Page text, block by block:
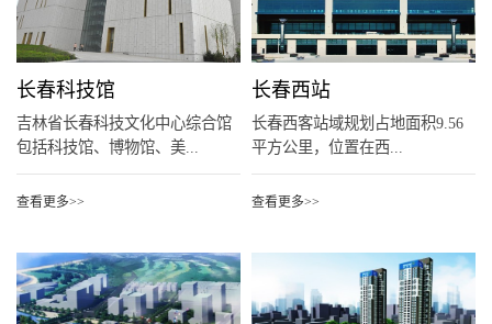
长春科技馆
吉林省长春科技文化中心综合馆
包括科技馆、博物馆、美...
查看更多>>
长春西站
长春西客站域规划占地面积9.56
平方公里，位置在西...
查看更多>>